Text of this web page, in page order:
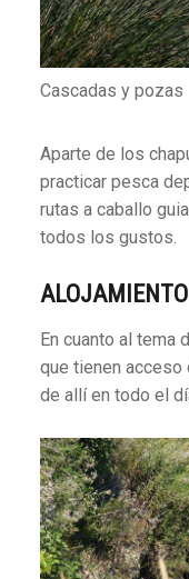
Cascadas y pozas
Aparte de los
practicar pesca
rutas a caballo
todos los gustos.
ALOJAMIENTO
En cuanto al tema
que tienen acceso
de allí en todo el